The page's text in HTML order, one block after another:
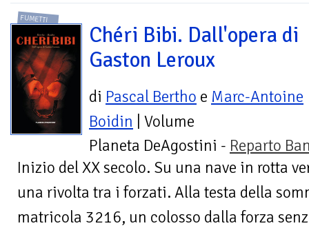
FUMETTI
Chéri Bibi. Dall'opera di
Gaston Leroux
di Pascal Bertho e Marc-Antoine
Boidin | Volume
Planeta DeAgostini - Reparto
Inizio del XX secolo. Su una nave in rotta
una rivolta tra i forzati. Alla testa della
matricola 3216, un colosso dalla forza